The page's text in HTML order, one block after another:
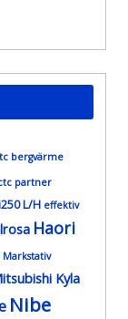
bergvärme
partner
L/H effektiv
Haori
Markstativ
Kyla
Nibe